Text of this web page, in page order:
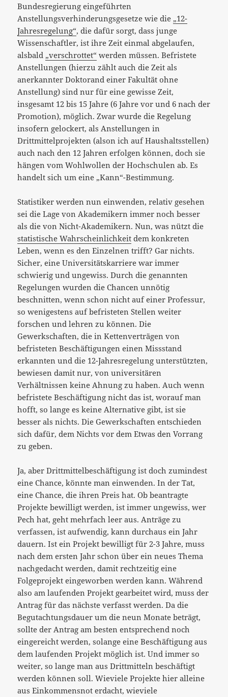
Bundesregierung eingeführten
Anstellungsverhinderungsgesetze wie die „12-
Jahresregelung“, die dafür sorgt, dass junge
Wissenschaftler, ist ihre Zeit einmal abgelaufen,
alsbald „verschrottet“ werden müssen. Befristete
Anstellungen (hierzu zählt auch die Zeit als
anerkannter Doktorand einer Fakultät ohne
Anstellung) sind nur für eine gewisse Zeit,
insgesamt 12 bis 15 Jahre (6 Jahre vor und 6 nach der
Promotion), möglich. Zwar wurde die Regelung
insofern gelockert, als Anstellungen in
Drittmittelprojekten (alson ich auf Haushaltsstellen)
auch nach den 12 Jahren erfolgen können, doch sie
hängen vom Wohlwollen der Hochschulen ab. Es
handelt sich um eine „Kann“-Bestimmung.
Statistiker werden nun einwenden, relativ gesehen
sei die Lage von Akademikern immer noch besser
als die von Nicht-Akademikern. Nun, was nützt die
statistische Wahrscheinlichkeit dem konkreten
Leben, wenn es den Einzelnen trifft? Gar nichts.
Sicher, eine Universitätskarriere war immer
schwierig und ungewiss. Durch die genannten
Regelungen wurden die Chancen unnötig
beschnitten, wenn schon nicht auf einer Professur,
so wenigestens auf befristeten Stellen weiter
forschen und lehren zu können. Die
Gewerkschaften, die in Kettenverträgen von
befristeten Beschäftigungen einen Missstand
erkannten und die 12-Jahresregelung unterstützten,
bewiesen damit nur, von universitären
Verhältnissen keine Ahnung zu haben. Auch wenn
befristete Beschäftigung nicht das ist, worauf man
hofft, so lange es keine Alternative gibt, ist sie
besser als nichts. Die Gewerkschaften entschieden
sich dafür, dem Nichts vor dem Etwas den Vorrang
zu geben.
Ja, aber Drittmittelbeschäftigung ist doch zumindest
eine Chance, könnte man einwenden. In der Tat,
eine Chance, die ihren Preis hat. Ob beantragte
Projekte bewilligt werden, ist immer ungewiss, wer
Pech hat, geht mehrfach leer aus. Anträge zu
verfassen, ist aufwendig, kann durchaus ein Jahr
dauern. Ist ein Projekt bewilligt für 2-3 Jahre, muss
nach dem ersten Jahr schon über ein neues Thema
nachgedacht werden, damit rechtzeitig eine
Folgeprojekt eingeworben werden kann. Während
also am laufenden Projekt gearbeitet wird, muss der
Antrag für das nächste verfasst werden. Da die
Begutachtungsdauer um die neun Monate beträgt,
sollte der Antrag am besten entsprechend noch
eingereicht werden, solange eine Beschäftigung aus
dem laufenden Projekt möglich ist. Und immer so
weiter, so lange man aus Drittmitteln beschäftigt
werden können soll. Wieviele Projekte hier alleine
aus Einkommensnot erdacht, wieviele